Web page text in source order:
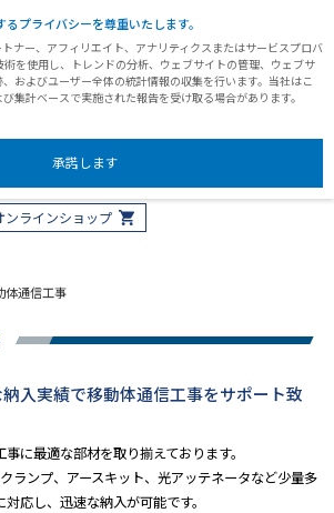
プライバシーを尊重いたします。
ナー、アフィリエイト、アナリティクスまたはサービスプロバ
を使用し、トレンドの分析、ウェブサイトの管理、ウェブサ
およびユーザー全体の統計情報の収集を行います。当社はこ
集計ベースで実施された報告を受け取る場合があります。
承諾します
ンラインショップ
体通信工事
入実績で移動体通信工事をサポート致
に最適な部材を取り揃えております。
ランプ、アースキット、光アッテネータなど少量多
対応し、迅速な納入が可能です。